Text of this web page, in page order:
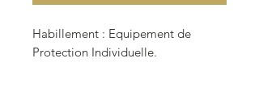
Habillement : Equipement de
Protection Individuelle.